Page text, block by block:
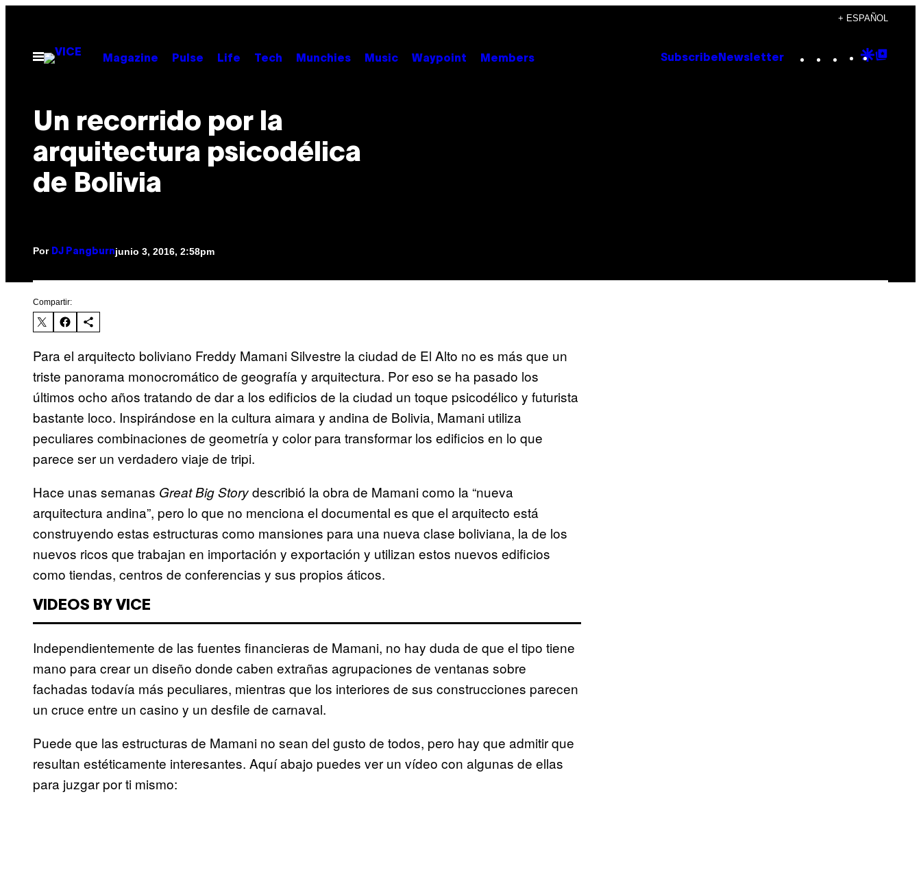
contenido
+ ESPAÑOL
Abrir
Menú
Magazine Pulse Life Tech Munchies Music Waypoint Members Subscribe Newsletter Instagram
TikTok
YouTube
Google
Un recorrido por la
arquitectura psicodélica
de Bolivia
Por DJ Pangburnjunio 3, 2016, 2:58pm
Compartir:
Para el arquitecto boliviano Freddy Mamani Silvestre la ciudad de El Alto no es más que un
triste panorama monocromático de geografía y arquitectura. Por eso se ha pasado los
últimos ocho años tratando de dar a los edificios de la ciudad un toque psicodélico y futurista
bastante loco. Inspirándose en la cultura aimara y andina de Bolivia, Mamani utiliza
peculiares combinaciones de geometría y color para transformar los edificios en lo que
parece ser un verdadero viaje de tripi.
Hace unas semanas Great Big Storydescribió la obra de Mamani como la “nueva
arquitectura andina”, pero lo que no menciona el documental es que el arquitecto está
construyendo estas estructuras como mansiones para una nueva clase boliviana, la de los
nuevos ricos que trabajan en importación y exportación y utilizan estos nuevos edificios
como tiendas, centros de conferencias y sus propios áticos.
VIDEOS BY VICE
Independientemente de las fuentes financieras de Mamani, no hay duda de que el tipo tiene
mano para crear un diseño donde caben extrañas agrupaciones de ventanas sobre
fachadas todavía más peculiares, mientras que los interiores de sus construcciones parecen
un cruce entre un casino y un desfile de carnaval.
Puede que las estructuras de Mamani no sean del gusto de todos, pero hay que admitir que
resultan estéticamente interesantes. Aquí abajo puedes ver un vídeo con algunas de ellas
para juzgar por ti mismo: